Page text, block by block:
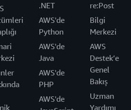
.NET
AWS'de
Python
AWS'de
Java
AWS'de
PHP
AWS'de
re:Post
Bilgi
Merkezi
AWS
Destek’e
Genel
Bakış
Uzman
Yardımı